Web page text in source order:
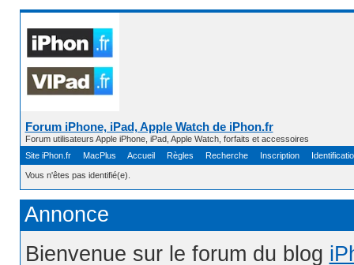
Forum iPhone, iPad, Apple Watch de iPhon.fr
Forum utilisateurs Apple iPhone, iPad, Apple Watch, forfaits et accessoires
Site iPhon.fr
MacPlus Accueil Règles Recherche Inscription
Vous n'êtes pas identifié(e).
Annonce
Bienvenue sur le forum du blog